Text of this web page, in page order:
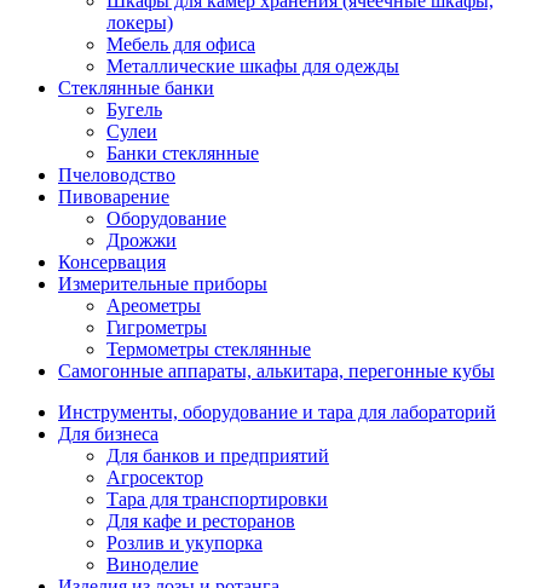
локеры)
Мебель для офиса
Металлические шкафы для одежды
Стеклянные банки
Бугель
Сулеи
Банки стеклянные
Пчеловодство
Пивоварение
Оборудование
Дрожжи
Консервация
Измерительные приборы
Ареометры
Гигрометры
Термометры стеклянные
Самогонные аппараты, алькитара, перегонные кубы
Инструменты, оборудование и тара для лабораторий
Для бизнеса
Для банков и предприятий
Агросектор
Тара для транспортировки
Для кафе и ресторанов
Розлив и укупорка
Виноделие